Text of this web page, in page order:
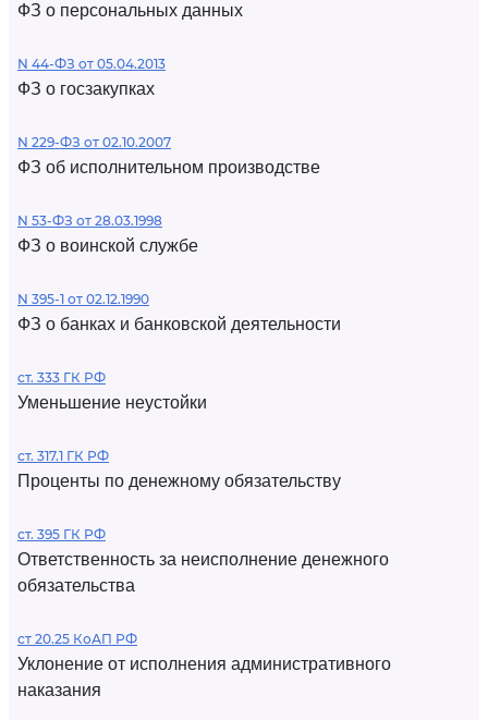
ФЗ о персональных данных
N 44-ФЗ от 05.04.2013
ФЗ о госзакупках
N 229-ФЗ от 02.10.2007
ФЗ об исполнительном производстве
N 53-ФЗ от 28.03.1998
ФЗ о воинской службе
N 395-1 от 02.12.1990
ФЗ о банках и банковской деятельности
ст. 333 ГК РФ
Уменьшение неустойки
ст. 317.1 ГК РФ
Проценты по денежному обязательству
ст. 395 ГК РФ
Ответственность за неисполнение денежного
обязательства
ст 20.25 КоАП РФ
Уклонение от исполнения административного
наказания